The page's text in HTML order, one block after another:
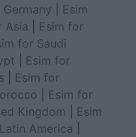
Esim
Asia
Esim for
for Saudi
Esim for
Esim for
Esim for
Kingdom
Esim
America